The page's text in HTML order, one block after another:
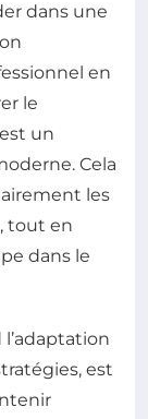
dans une
en
le
un
Cela
les
tout en
dans le
est